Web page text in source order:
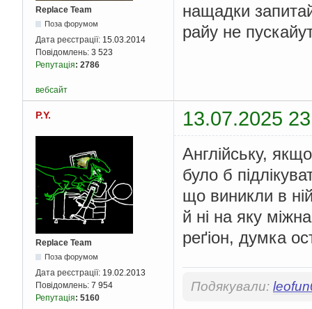
Replace Team
Поза форумом
Дата реєстрації: 15.03.2014
Повідомлень: 3 523
Репутація: 2786
нащадки
райу не
вебсайт
P.Y. 13.07.2025
Replace Team
Поза форумом
Дата реєстрації: 19.02.2013
Повідомлень: 7 954
Репутація: 5160
Англійську,
було б
що виникли в
й ні на яку
реґіон, думка
Подякували: